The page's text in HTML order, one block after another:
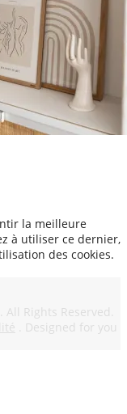
la meilleure
à utiliser ce dernier,
des cookies.
Rights Reserved.
. Designed for you